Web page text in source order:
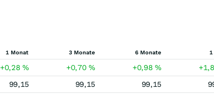
1 Monat 3 Monate 6 Monate 1
+0,28% +0,70% +0,98%
99,15 99,15 99,15